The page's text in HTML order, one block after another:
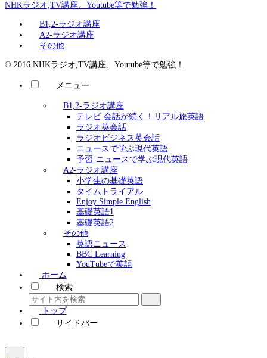
NHKラジオ,TV講座、Youtube等で勉強！
B1,2-ラジオ講座
A2-ラジオ講座
その他
© 2016 NHKラジオ,TV講座、Youtube等で勉強！.
メニュー
B1,2-ラジオ講座
テレビ 会話が続く！リアル旅英語
ラジオ英会話
ラジオビジネス英会話
ニュースで学ぶ現代英語
予習-ニュースで学ぶ現代英語
A2-ラジオ講座
小学生の基礎英語
タイムトライアル
Enjoy Simple English
基礎英語1
基礎英語2
その他
英語ニュース
BBC Learning
YouTubeで英語
ホーム
検索
トップ
サイドバー